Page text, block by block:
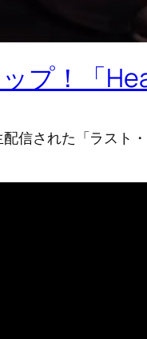
プ！「
信された「ラスト